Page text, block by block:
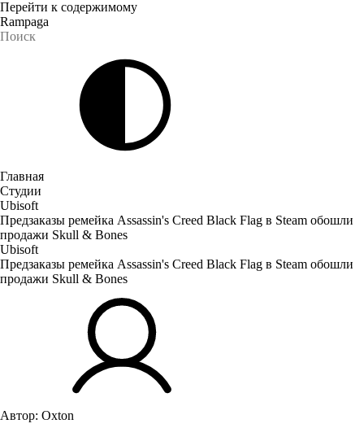
Перейти к содержимому
Rampaga
Главная
Студии
Ubisoft
Предзаказы ремейка Assassin's Creed Black Flag в Steam обошли
продажи Skull & Bones
Ubisoft
Предзаказы ремейка Assassin's Creed Black Flag в Steam обошли
продажи Skull & Bones
Автор: Oxton